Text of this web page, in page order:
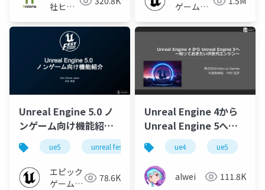
社ヒス
ゲームズ
Unreal Engine 5.0 ノ
ンゲーム向け機能紹介
【UNREAL FEST
EXTREME '22
SUMMER】
ue5 unreal fest extreme '22 summer unreal fest
エピック
ゲームズ
78.6K
Unreal Engine 4から
Unreal Engine 5へ
～知っておきたい次世
代エンジン～
ue4 ue5
alwei 111.8K